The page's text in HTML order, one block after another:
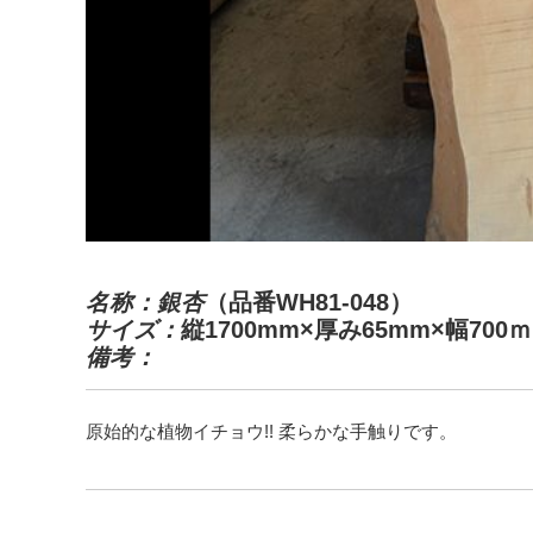
名称：銀杏（品番WH81-048）
サイズ： 縦1700mm×厚み65mm×幅700
備考：
原始的な植物イチョウ!! 柔らかな手触りです。